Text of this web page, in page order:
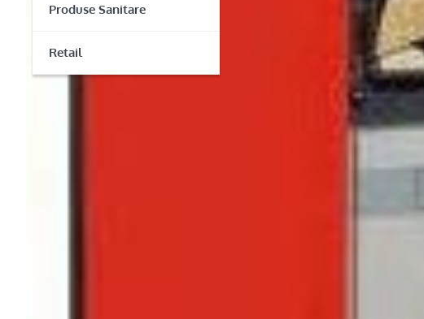
Produse Sanitare
Retail